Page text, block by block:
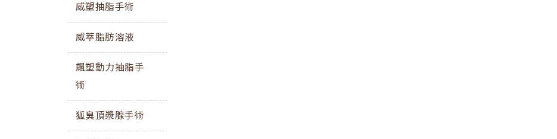
威塑抽脂手術
威萃脂肪溶液
飆塑動力抽脂手
術
狐臭頂漿腺手術